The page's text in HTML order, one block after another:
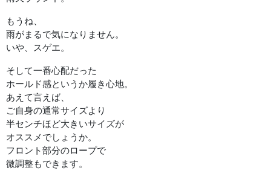
もうね、
雨がまるで気になりません。
いや、スゲエ。
そして一番心配だった
ホールド感というか履き心地。
あえて言えば、
ご自身の通常サイズより
半センチほど大きいサイズが
オススメでしょうか。
フロント部分のロープで
微調整もできます。